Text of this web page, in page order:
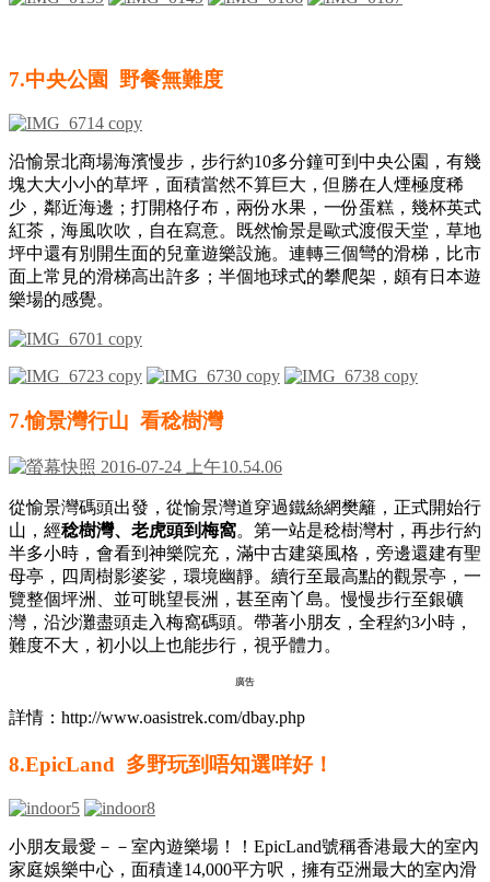
7.中央公園 野餐無難度
沿愉景北商場海濱慢步，步行約10多分鐘可到中央公園，有幾
塊大大小小的草坪，面積當然不算巨大，但勝在人煙極度稀
少，鄰近海邊；打開格仔布，兩份水果，一份蛋糕，幾杯英式
紅茶，海風吹吹，自在寫意。既然愉景是歐式渡假天堂，草地
坪中還有別開生面的兒童遊樂設施。連轉三個彎的滑梯，比市
面上常見的滑梯高出許多；半個地球式的攀爬架，頗有日本遊
樂場的感覺。
7.愉景灣行山 看稔樹灣
從愉景灣碼頭出發，從愉景灣道穿過鐵絲網樊籬，正式開始行
山，經稔樹灣、老虎頭到梅窩。第一站是稔樹灣村，再步行約
半多小時，會看到神樂院充，滿中古建築風格，旁邊還建有聖
母亭，四周樹影婆娑，環境幽靜。續行至最高點的觀景亭，一
覽整個坪洲、並可眺望長洲，甚至南丫島。慢慢步行至銀礦
灣，沿沙灘盡頭走入梅窩碼頭。帶著小朋友，全程約3小時，
難度不大，初小以上也能步行，視乎體力。
廣告
詳情：http://www.oasistrek.com/dbay.php
8.EpicLand 多野玩到唔知選咩好！
小朋友最愛－－室內遊樂場！！EpicLand號稱香港最大的室內
家庭娛樂中心，面積達14,000平方呎，擁有亞洲最大的室內滑